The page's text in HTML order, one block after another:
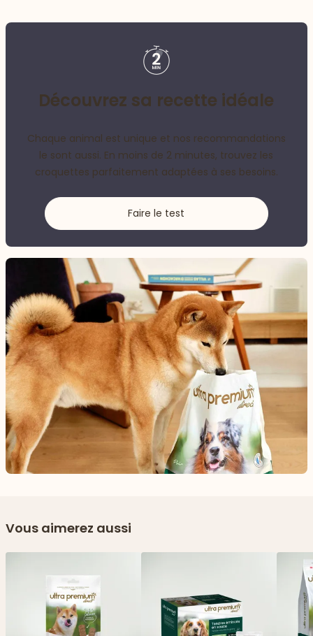
Découvrez sa recette idéale
Chaque animal est unique et nos recommandations
le sont aussi. En moins de 2 minutes, trouvez les
croquettes parfaitement adaptées à ses besoins.
Faire le test
Vous aimerez aussi